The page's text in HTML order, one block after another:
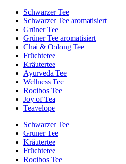
Schwarzer Tee
Schwarzer Tee aromatisiert
Grüner Tee
Grüner Tee aromatisiert
Chai & Oolong Tee
Früchtetee
Kräutertee
Ayurveda Tee
Wellness Tee
Rooibos Tee
Joy of Tea
Teavelope
Schwarzer Tee
Grüner Tee
Kräutertee
Früchtetee
Rooibos Tee